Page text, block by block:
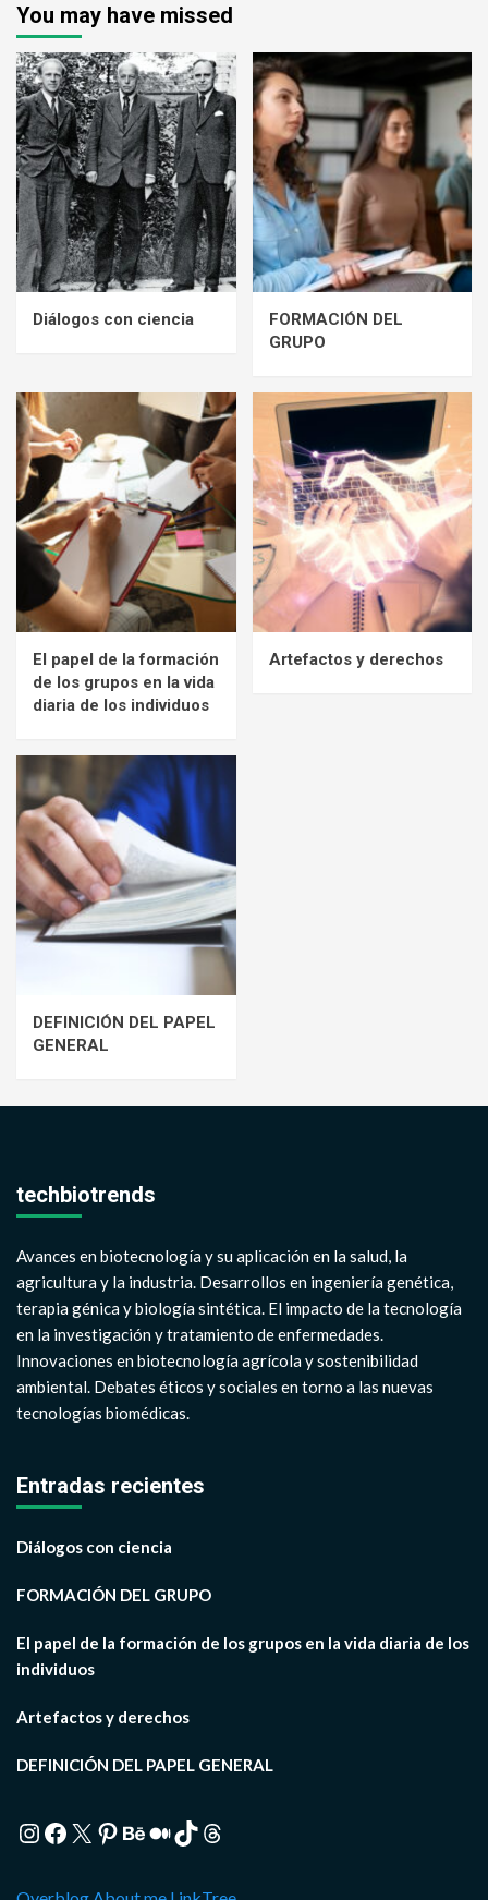
You may have missed
Diálogos con ciencia
FORMACIÓN DEL
GRUPO
El papel de la formación
de los grupos en la vida
diaria de los individuos
Artefactos y derechos
DEFINICIÓN DEL PAPEL
GENERAL
techbiotrends
Avances en biotecnología y su aplicación en la salud, la
agricultura y la industria. Desarrollos en ingeniería genética,
terapia génica y biología sintética. El impacto de la tecnología
en la investigación y tratamiento de enfermedades.
Innovaciones en biotecnología agrícola y sostenibilidad
ambiental. Debates éticos y sociales en torno a las nuevas
tecnologías biomédicas.
Entradas recientes
Diálogos con ciencia
FORMACIÓN DEL GRUPO
El papel de la formación de los grupos en la vida diaria de los
individuos
Artefactos y derechos
DEFINICIÓN DEL PAPEL GENERAL
Instagram
Facebook
X Pinterest
Behance
Medium
TikTokThreads